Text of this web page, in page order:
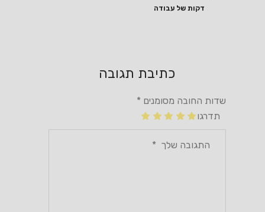
דקות של עבודה
כתיבת תגובה
שדות החובה מסומנים *
תדרגו